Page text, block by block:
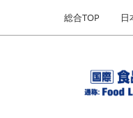
キ
to
総合TOP 日